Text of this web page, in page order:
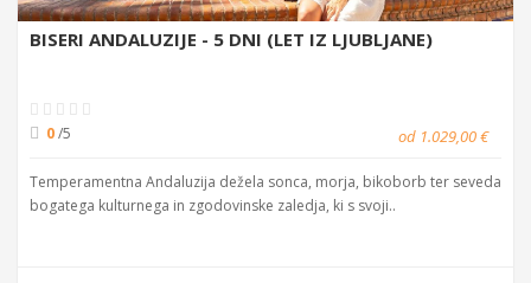
BISERI ANDALUZIJE - 5 DNI (LET IZ LJUBLJANE)
0/5 od 1.029,00 €
Temperamentna Andaluzija dežela sonca, morja, bikoborb ter seveda
bogatega kulturnega in zgodovinske zaledja, ki s svoji..